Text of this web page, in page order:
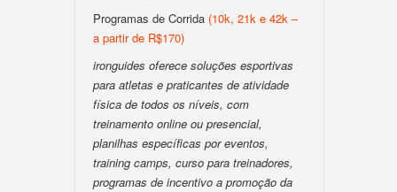
Programas de Corrida (10k, 21k e 42k –
a partir de R$170)
ironguides oferece soluções esportivas
para atletas e praticantes de atividade
física de todos os níveis, com
treinamento online ou presencial,
planilhas específicas por eventos,
training camps, curso para treinadores,
programas de incentivo a promoção da